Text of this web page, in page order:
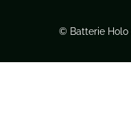
© Batterie Holo